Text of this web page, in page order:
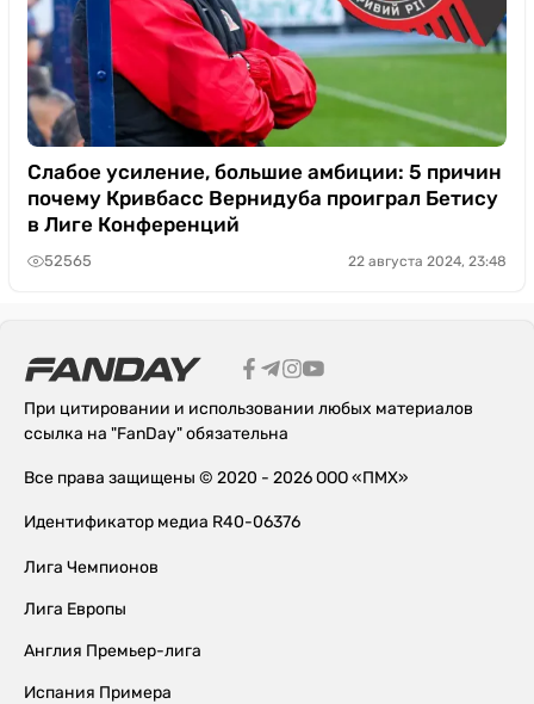
Слабое усиление, большие амбиции: 5 причин
почему Кривбасс Вернидуба проиграл Бетису
в Лиге Конференций
52565 22 августа 2024, 23:48
При цитировании и использовании любых материалов
ссылка на "FanDay" обязательна
Все права защищены © 2020 - 2026 ООО «ПМХ»
Идентификатор медиа R40-06376
Лига Чемпионов
Лига Европы
Англия Премьер-лига
Испания Примера